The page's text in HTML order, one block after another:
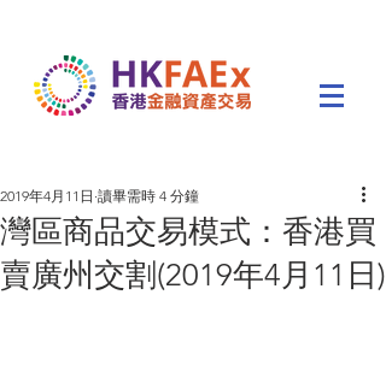
灣區商品交易模式：香港買
賣廣州交割(2019年4月11日)
2019年4月11日 讀畢需時 4 分鐘